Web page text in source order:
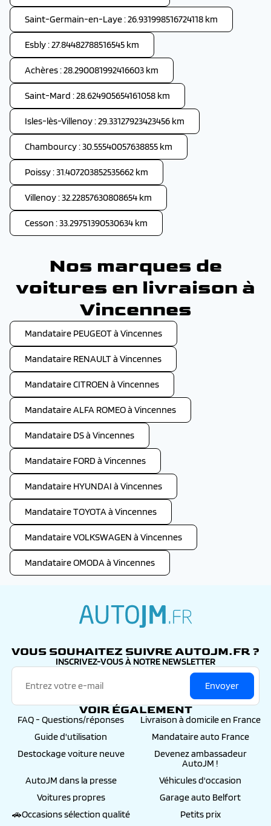
Saint-Germain-en-Laye : 26.931998516724118 km
Esbly : 27.84482788516545 km
Achères : 28.290081992416603 km
Saint-Mard : 28.624905654161058 km
Isles-lès-Villenoy : 29.33127923423456 km
Chambourcy : 30.55540057638855 km
Poissy : 31.407203852535662 km
Villenoy : 32.22857630808654 km
Cesson : 33.29751390530634 km
Nos marques de
voitures en livraison à
Vincennes
Mandataire PEUGEOT à Vincennes
Mandataire RENAULT à Vincennes
Mandataire CITROEN à Vincennes
Mandataire ALFA ROMEO à Vincennes
Mandataire DS à Vincennes
Mandataire FORD à Vincennes
Mandataire HYUNDAI à Vincennes
Mandataire TOYOTA à Vincennes
Mandataire VOLKSWAGEN à Vincennes
Mandataire OMODA à Vincennes
VOUS SOUHAITEZ SUIVRE AUTOJM.FR ?
INSCRIVEZ-VOUS À NOTRE NEWSLETTER
Envoyer
VOIR ÉGALEMENT
FAQ - Questions/réponses
Livraison à domicile en France
Guide d'utilisation
Mandataire auto France
Destockage voiture neuve
Devenez ambassadeur
AutoJM !
AutoJM dans la presse
Véhicules d'occasion
Voitures propres
Garage auto Belfort
🚗Occasions sélection qualité
Petits prix